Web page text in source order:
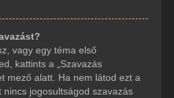
vagy egy téma első
kattints a „Szavazás
mező alatt. Ha nem látod ezt a
jogosultságod szavazás